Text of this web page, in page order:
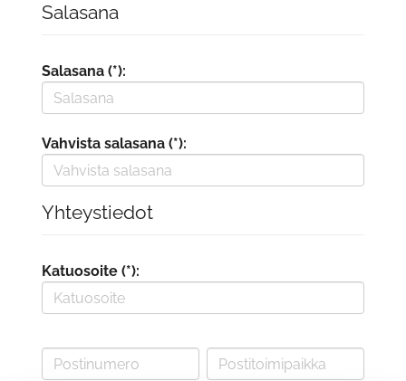
Salasana
Salasana (*):
Vahvista salasana (*):
Yhteystiedot
Katuosoite (*):